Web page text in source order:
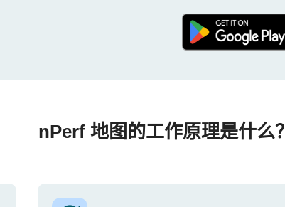
nPerf 地图的工作原理是什么？